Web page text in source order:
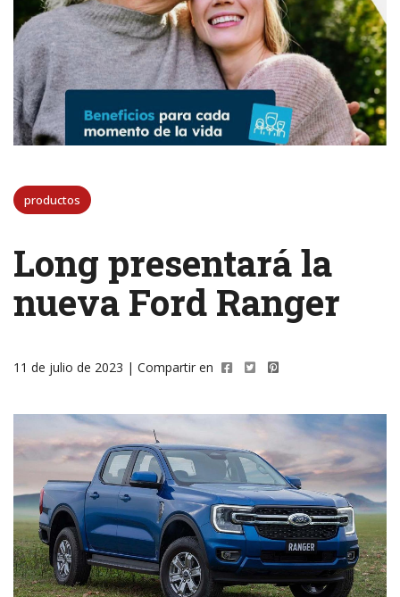
productos
Long presentará la
nueva Ford Ranger
11 de julio de 2023 | Compartir en